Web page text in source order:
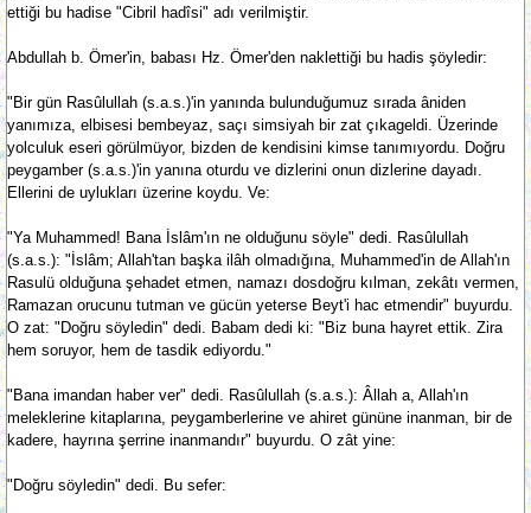
ettiği bu hadise "Cibril hadîsi" adı verilmiştir.
Abdullah b. Ömer'in, babası Hz. Ömer'den naklettiği bu hadis şöyledir:
"Bir gün Rasûlullah (s.a.s.)'in yanında bulunduğumuz sırada âniden
yanımıza, elbisesi bembeyaz, saçı simsiyah bir zat çıkageldi. Üzerinde
yolculuk eseri görülmüyor, bizden de kendisini kimse tanımıyordu. Doğru
peygamber (s.a.s.)'in yanına oturdu ve dizlerini onun dizlerine dayadı.
Ellerini de uylukları üzerine koydu. Ve:
"Ya Muhammed! Bana İslâm'ın ne olduğunu söyle" dedi. Rasûlullah
(s.a.s.): "İslâm; Allah'tan başka ilâh olmadığına, Muhammed'in de Allah'ın
Rasulü olduğuna şehadet etmen, namazı dosdoğru kılman, zekâtı vermen,
Ramazan orucunu tutman ve gücün yeterse Beyt'i hac etmendir" buyurdu.
O zat: "Doğru söyledin" dedi. Babam dedi ki: "Biz buna hayret ettik. Zira
hem soruyor, hem de tasdik ediyordu."
"Bana imandan haber ver" dedi. Rasûlullah (s.a.s.): Âllah a, Allah'ın
meleklerine kitaplarına, peygamberlerine ve ahiret gününe inanman, bir de
kadere, hayrına şerrine inanmandır" buyurdu. O zât yine:
"Doğru söyledin" dedi. Bu sefer: